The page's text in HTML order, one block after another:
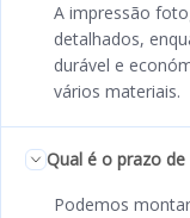
A impressão
detalhados,
durável e
vários materiais.
Qual é o prazo
Podemos